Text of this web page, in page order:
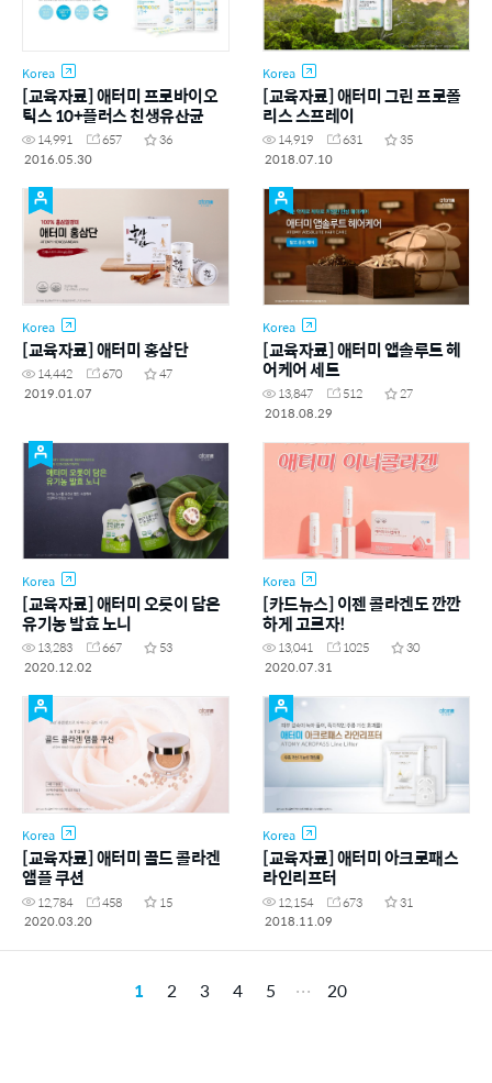
Korea
[교육자료] 애터미 프로바이오
틱스 10+플러스 친생유산균
14,991 657
36
2016.05.30
Korea
[교육자료] 애터미 그린 프로폴
리스 스프레이
14,919 631
35
2018.07.10
Korea
[교육자료] 애터미 홍삼단
14,442 670
47
2019.01.07
Korea
[교육자료] 애터미 앱솔루트 헤
어케어 세트
13,847 512
27
2018.08.29
Korea
[교육자료] 애터미 오롯이 담은
유기농 발효 노니
13,283 667
53
2020.12.02
Korea
[카드뉴스] 이젠 콜라겐도 깐깐
하게 고르자!
13,041 1025
30
2020.07.31
Korea
[교육자료] 애터미 골드 콜라겐
앰플 쿠션
12,784 458
15
2020.03.20
Korea
[교육자료] 애터미 아크로패스
라인리프터
12,154 673
31
2018.11.09
1 2 3 4 5 20